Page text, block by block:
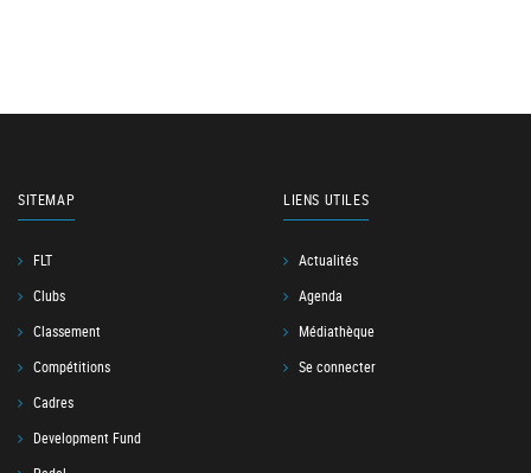
SITEMAP
FLT
Clubs
Classement
Compétitions
Cadres
Development Fund
LIENS UTILES
Actualités
Agenda
Médiathèque
Se connecter